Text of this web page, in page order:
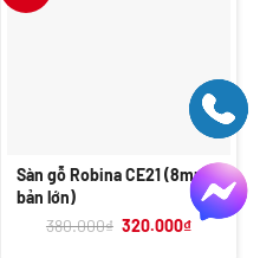
Sàn gỗ Robina CE21 (8mm
bản lớn)
380.000₫ Giá
320.000₫Giá